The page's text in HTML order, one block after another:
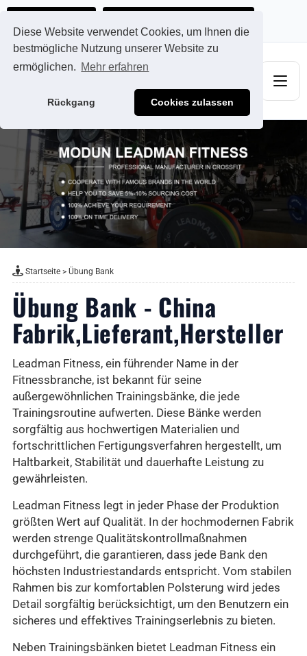
Diese Website verwendet Cookies, um Ihnen die
bestmögliche Nutzung unserer Website zu
ermöglichen. Mehr erfahren
Rückgang Cookies zulassen
Startseite> Übung Bank
Übung Bank - China
Fabrik,Lieferant,Hersteller
Leadman Fitness, ein führender Name in der
Fitnessbranche, ist bekannt für seine
außergewöhnlichen Trainingsbänke, die jede
Trainingsroutine aufwerten. Diese Bänke werden
sorgfältig aus hochwertigen Materialien und
fortschrittlichen Fertigungsverfahren hergestellt, um
Haltbarkeit, Stabilität und dauerhafte Leistung zu
gewährleisten.
Leadman Fitness legt in jeder Phase der Produktion
größten Wert auf Qualität. In der hochmodernen Fabrik
werden strenge Qualitätskontrollmaßnahmen
durchgeführt, die garantieren, dass jede Bank den
höchsten Industriestandards entspricht. Vom stabilen
Rahmen bis zur komfortablen Polsterung wird jedes
Detail sorgfältig berücksichtigt, um den Benutzern ein
sicheres und effektives Trainingserlebnis zu bieten.
Neben Trainingsbänken bietet Leadman Fitness ein